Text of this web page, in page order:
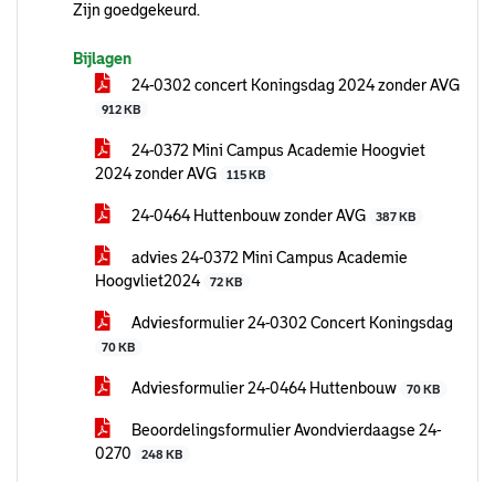
Zijn goedgekeurd.
Bijlagen
24-0302 concert Koningsdag 2024 zonder AVG
912 KB
24-0372 Mini Campus Academie Hoogviet
2024 zonder AVG
115 KB
24-0464 Huttenbouw zonder AVG 387 KB
advies 24-0372 Mini Campus Academie
Hoogvliet2024
72 KB
Adviesformulier 24-0302 Concert Koningsdag
70 KB
Adviesformulier 24-0464 Huttenbouw 70 KB
Beoordelingsformulier Avondvierdaagse 24-
0270
248 KB